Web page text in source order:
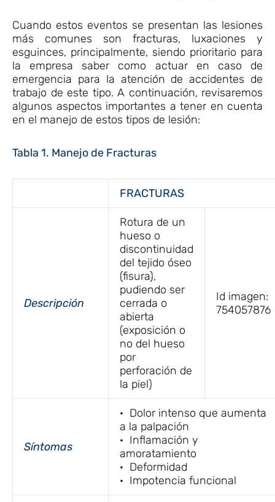
Cuando estos eventos se presentan las lesiones
más comunes son fracturas, luxaciones y
esguinces, principalmente, siendo prioritario para
la empresa saber como actuar en caso de
emergencia para la atención de accidentes de
trabajo de este tipo. A continuación, revisaremos
algunos aspectos importantes a tener en cuenta
en el manejo de estos tipos de lesión:
Tabla 1. Manejo de Fracturas
FRACTURAS
Descripción
Rotura de un
hueso o
discontinuidad
del tejido óseo
(fisura),
pudiendo ser
cerrada o
abierta
(exposición o
no del hueso
por
perforación de
la piel)
Id imagen:
754057876
Síntomas
· Dolor intenso que aumenta
a la palpación
· Inflamación y
amoratamiento
· Deformidad
· Impotencia funcional